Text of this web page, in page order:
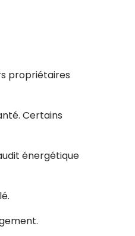
propriétaires
Certains
énergétique